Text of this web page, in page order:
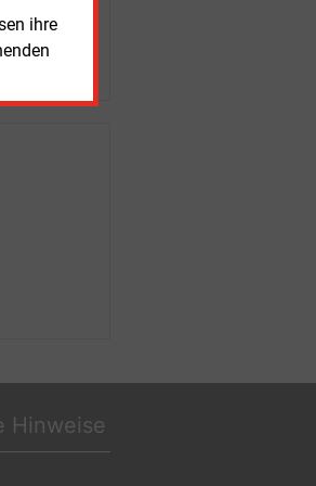
ihre
Hinweise